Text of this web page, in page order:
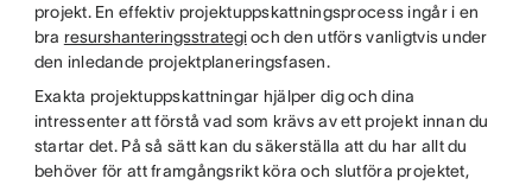
projekt. En effektiv projektuppskattningsprocess ingår i en
bra resurshanteringsstrategioch den utförs vanligtvis under
den inledande projektplaneringsfasen.
Exakta projektuppskattningar hjälper dig och dina
intressenter att förstå vad som krävs av ett projekt innan du
startar det. På så sätt kan du säkerställa att du har allt du
behöver för att framgångsrikt köra och slutföra projektet,